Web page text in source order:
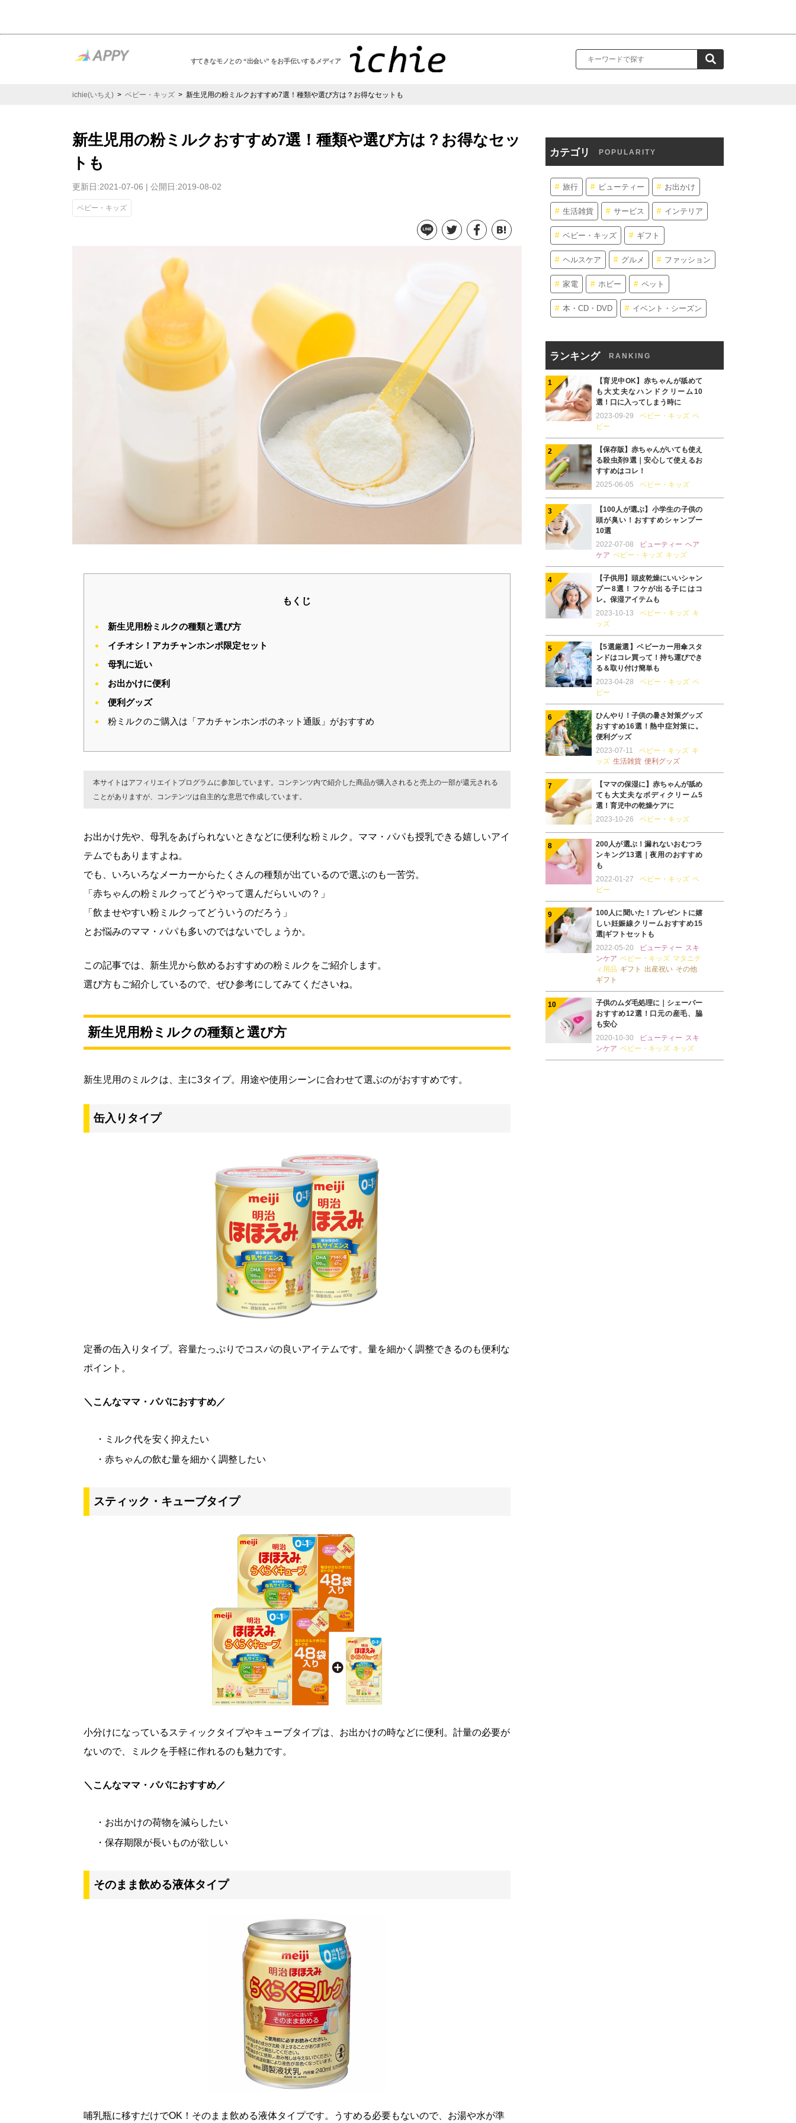
すてきなモノとの “出会い” をお手伝いするメディア
ichie(いちえ) > ベビー・キッズ > 新生児用の粉ミルクおすすめ7選！種類や選び方は？お得なセットも
新生児用の粉ミルクおすすめ7選！種類や選び方は？お得なセッ
トも
更新日:2021-07-06 | 公開日:2019-08-02
ベビー・キッズ
もくじ
新生児用粉ミルクの種類と選び方
イチオシ！アカチャンホンポ限定セット
母乳に近い
お出かけに便利
便利グッズ
粉ミルクのご購入は「アカチャンホンポのネット通販」がおすすめ
本サイトはアフィリエイトプログラムに参加しています。コンテンツ内で紹介した商品が購入されると売上の一部が還元される
ことがありますが、コンテンツは自主的な意思で作成しています。
お出かけ先や、母乳をあげられないときなどに便利な粉ミルク。ママ・パパも授乳できる嬉しいアイ
テムでもありますよね。
でも、いろいろなメーカーからたくさんの種類が出ているので選ぶのも一苦労。
「赤ちゃんの粉ミルクってどうやって選んだらいいの？」
「飲ませやすい粉ミルクってどういうのだろう」
とお悩みのママ・パパも多いのではないでしょうか。
この記事では、新生児から飲めるおすすめの粉ミルクをご紹介します。
選び方もご紹介しているので、ぜひ参考にしてみてくださいね。
新生児用粉ミルクの種類と選び方
新生児用のミルクは、主に3タイプ。用途や使用シーンに合わせて選ぶのがおすすめです。
缶入りタイプ
定番の缶入りタイプ。容量たっぷりでコスパの良いアイテムです。量を細かく調整できるのも便利な
ポイント。
＼こんなママ・パパにおすすめ／
・ミルク代を安く抑えたい
・赤ちゃんの飲む量を細かく調整したい
スティック・キューブタイプ
小分けになっているスティックタイプやキューブタイプは、お出かけの時などに便利。計量の必要が
ないので、ミルクを手軽に作れるのも魅力です。
＼こんなママ・パパにおすすめ／
・お出かけの荷物を減らしたい
・保存期限が長いものが欲しい
そのまま飲める液体タイプ
哺乳瓶に移すだけでOK！そのまま飲める液体タイプです。うすめる必要もないので、お湯や水が準
カテゴリ POPULARITY
旅行 ビューティー お出かけ
生活雑貨 サービス インテリア
ベビー・キッズ ギフト
ヘルスケア グルメ ファッション
家電 ホビー ペット
本・CD・DVD イベント・シーズン
ランキング RANKING
【育児中OK】赤ちゃんが舐めて
も大丈夫なハンドクリーム10
選！口に入ってしまう時に
2023-09-29
ベビー・キッズ ベ
ビー
【保存版】赤ちゃんがいても使え
る殺虫剤9選｜安心して使えるお
すすめはコレ！
2025-06-05
ベビー・キッズ
【100人が選ぶ】小学生の子供の
頭が臭い！おすすめシャンプー
10選
2022-07-08
ビューティー ヘア
ケア ベビー・キッズ キッズ
【子供用】頭皮乾燥にいいシャン
プー8選！フケが出る子にはコ
レ。保湿アイテムも
2023-10-13
ベビー・キッズ キ
ッズ
【5選厳選】ベビーカー用傘スタ
ンドはコレ買って！持ち運びでき
る＆取り付け簡単も
2023-04-28
ベビー・キッズ ベ
ビー
ひんやり！子供の暑さ対策グッズ
おすすめ16選！熱中症対策に。
便利グッズ
2023-07-11
ベビー・キッズ キ
ッズ 生活雑貨 便利グッズ
【ママの保湿に】赤ちゃんが舐め
ても大丈夫なボディクリーム5
選！育児中の乾燥ケアに
2023-10-26
ベビー・キッズ
200人が選ぶ！漏れないおむつラ
ンキング13選｜夜用のおすすめ
も
2022-01-27
ベビー・キッズ ベ
ビー
100人に聞いた！プレゼントに嬉
しい妊娠線クリームおすすめ15
選|ギフトセットも
2022-05-20
ビューティー スキ
ンケア ベビー・キッズ マタニテ
ィ用品 ギフト 出産祝い その他
ギフト
子供のムダ毛処理に｜シェーバー
おすすめ12選！口元の産毛、脇
も安心
2020-10-30
ビューティー スキ
ンケア ベビー・キッズ キッズ